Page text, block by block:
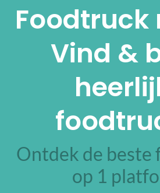
Foodtruck
Vind &
Ontdek de beste
op 1